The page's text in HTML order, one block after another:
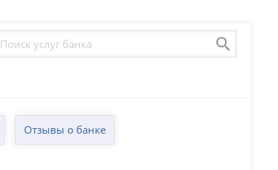
Отзывы о банке